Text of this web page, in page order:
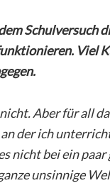
Schulversuch
Viel
Aber für all
der ich
nicht bei ein
unsinnige